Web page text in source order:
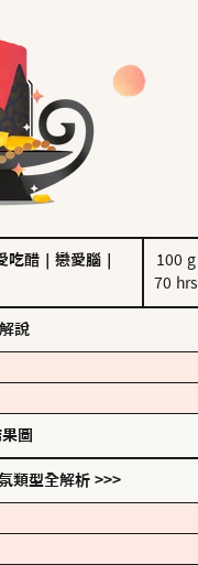
吃醋 戀愛腦
100 g
70 hrs
說
圖
類型全解析 >>>